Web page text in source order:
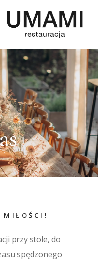
MIŁOŚCI!
przy stole, do
spędzonego